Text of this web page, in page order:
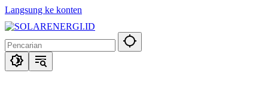
Langsung ke konten